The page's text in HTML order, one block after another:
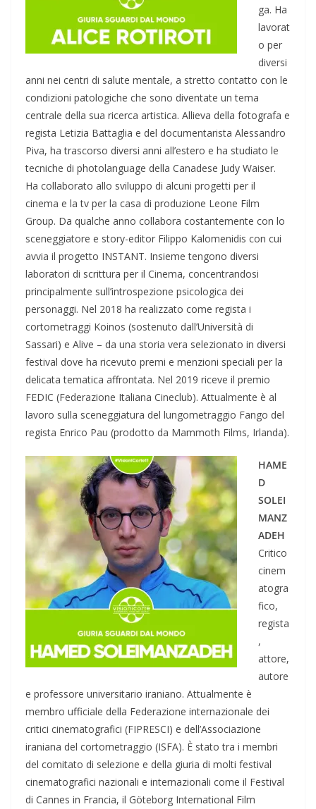
ga. Ha
lavorat
o per
diversi
anni nei centri di salute mentale, a stretto contatto con le
condizioni patologiche che sono diventate un tema
centrale della sua ricerca artistica. Allieva della fotografa e
regista Letizia Battaglia e del documentarista Alessandro
Piva, ha trascorso diversi anni all’estero e ha studiato le
tecniche di photolanguage della Canadese Judy Waiser.
Ha collaborato allo sviluppo di alcuni progetti per il
cinema e la tv per la casa di produzione Leone Film
Group. Da qualche anno collabora costantemente con lo
sceneggiatore e story-editor Filippo Kalomenidis con cui
avvia il progetto INSTANT. Insieme tengono diversi
laboratori di scrittura per il Cinema, concentrandosi
principalmente sull’introspezione psicologica dei
personaggi. Nel 2018 ha realizzato come regista i
cortometraggi Koinos (sostenuto dall’Università di
Sassari) e Alive – da una storia vera selezionato in diversi
festival dove ha ricevuto premi e menzioni speciali per la
delicata tematica affrontata. Nel 2019 riceve il premio
FEDIC (Federazione Italiana Cineclub). Attualmente è al
lavoro sulla sceneggiatura del lungometraggio Fango del
regista Enrico Pau (prodotto da Mammoth Films, Irlanda).
HAME
D
SOLEI
MANZ
ADEH
Critico
cinem
atogra
fico,
regista
,
attore,
autore
e professore universitario iraniano. Attualmente è
membro ufficiale della Federazione internazionale dei
critici cinematografici (FIPRESCI) e dell’Associazione
iraniana del cortometraggio (ISFA). È stato tra i membri
del comitato di selezione e della giuria di molti festival
cinematografici nazionali e internazionali come il Festival
di Cannes in Francia, il Göteborg International Film